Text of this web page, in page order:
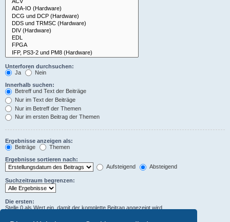
Unterforen durchsuchen:
Ja
Nein
Innerhalb suchen:
Betreff und Text der Beiträge
Nur im Text der Beiträge
Nur im Betreff der Themen
Nur im ersten Beitrag der Themen
Ergebnisse anzeigen als:
Beiträge
Themen
Ergebnisse sortieren nach:
Aufsteigend
Absteigend
Suchzeitraum begrenzen:
Die ersten:
Stelle 0 als Wert ein, damit der komplette Beitrag angezeigt wird.